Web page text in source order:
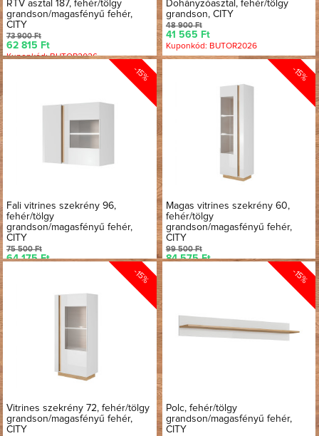
RTV asztal 187, fehér/tölgy
grandson/magasfényű fehér,
CITY
73 900 Ft
62 815 Ft
Kuponkód: BUTOR2026
Dohányzóasztal, fehér/tölgy
grandson, CITY
48 900 Ft
41 565 Ft
Kuponkód: BUTOR2026
-15%
Fali vitrines szekrény 96,
fehér/tölgy
grandson/magasfényű fehér,
CITY
75 500 Ft
64 175 Ft
-15%
Magas vitrines szekrény 60,
fehér/tölgy
grandson/magasfényű fehér,
CITY
99 500 Ft
84 575 Ft
-15%
Vitrines szekrény 72, fehér/tölgy
grandson/magasfényű fehér,
CITY
-15%
Polc, fehér/tölgy
grandson/magasfényű fehér,
CITY